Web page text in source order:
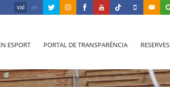
val es
ESPORT PORTAL DE TRANSPARÈNCIA RESERVES